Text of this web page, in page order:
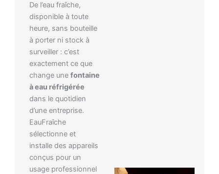
De l’eau fraîche,
disponible à toute
heure, sans bouteille
à porter ni stock à
surveiller : c’est
exactement ce que
change une fontaine
à eau réfrigérée
dans le quotidien
d’une entreprise.
EauFraîche
sélectionne et
installe des appareils
conçus pour un
usage professionnel